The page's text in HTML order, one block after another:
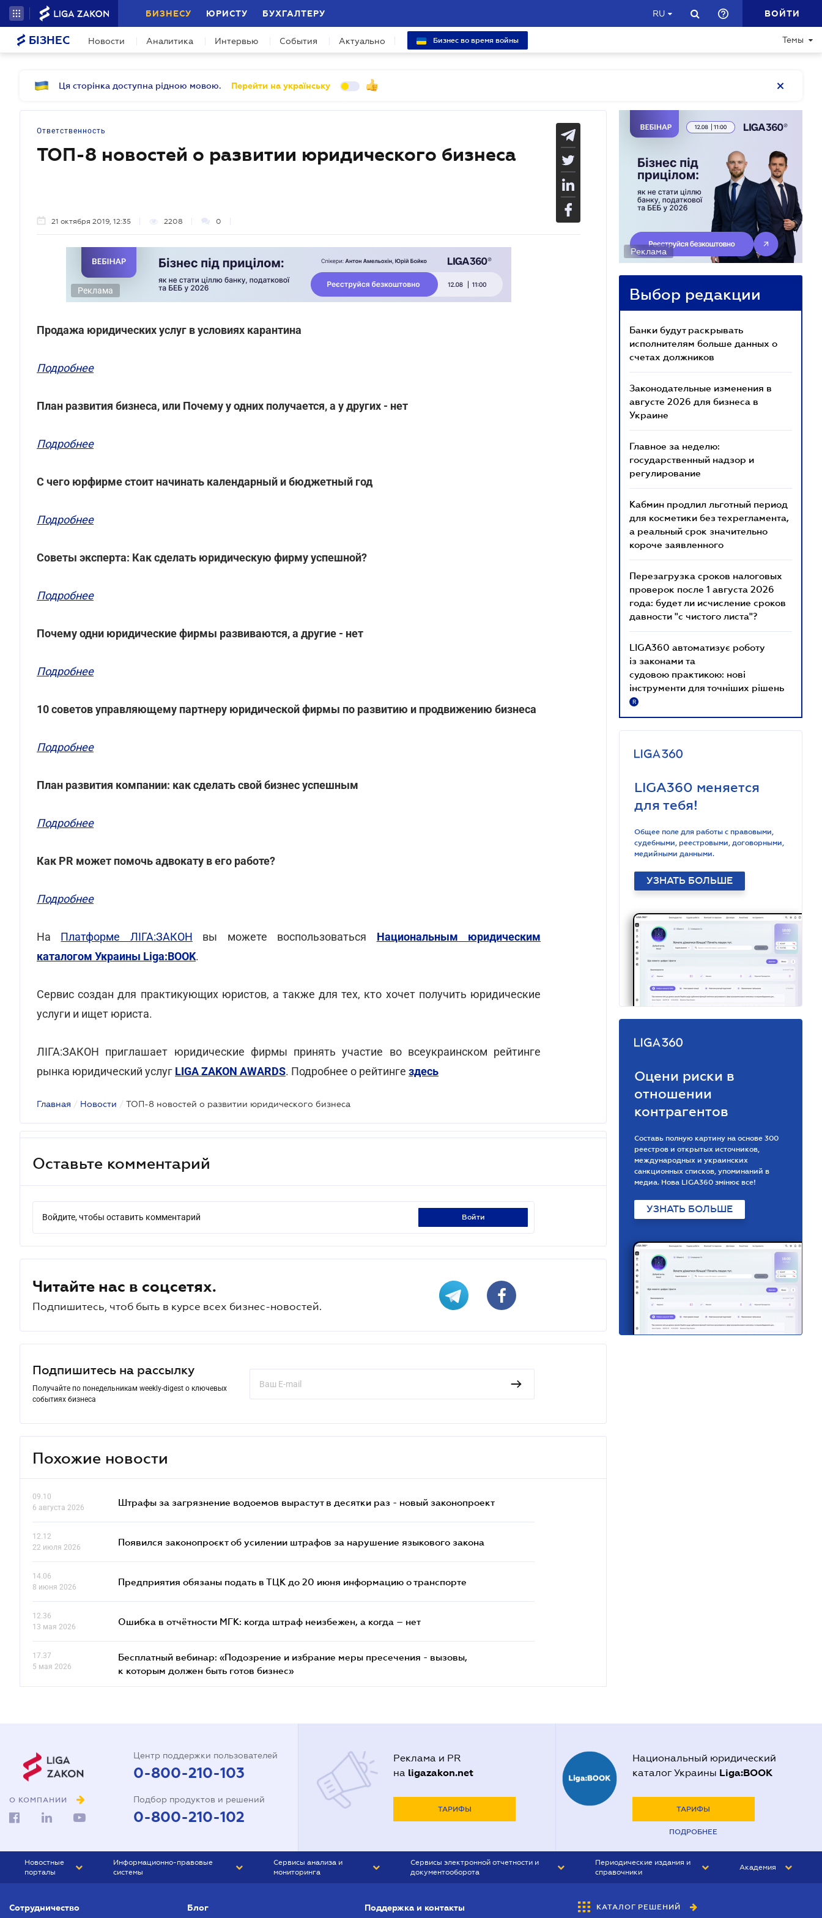
БИЗНЕСУ ЮРИСТУ БУХГАЛТЕРУ RU ВОЙТИ
БІЗНЕС Новости Аналитика Интервью События Актуально Бизнес во время войны Темы
Ця сторінка доступна рідною мовою. Перейти на українську
Ответственность
ТОП-8 новостей о развитии юридического бизнеса
21 октября 2019, 12:35 2208 0
Реклама
Продажа юридических услуг в условиях карантина
Подробнее
План развития бизнеса, или Почему у одних получается, а у других - нет
Подробнее
С чего юрфирме стоит начинать календарный и бюджетный год
Подробнее
Советы эксперта: Как сделать юридическую фирму успешной?
Подробнее
Почему одни юридические фирмы развиваются, а другие - нет
Подробнее
10 советов управляющему партнеру юридической фирмы по развитию и продвижению бизнеса
Подробнее
План развития компании: как сделать свой бизнес успешным
Подробнее
Как PR может помочь адвокату в его работе?
Подробнее
На Платформе ЛІГА:ЗАКОН вы можете воспользоваться Национальным юридическим
каталогом Украины Liga:BOOK.
Сервис создан для практикующих юристов, а также для тех, кто хочет получить юридические
услуги и ищет юриста.
ЛІГА:ЗАКОН приглашает юридические фирмы принять участие во всеукраинском рейтинге
рынка юридический услуг LIGA ZAKON AWARDS. Подробнее о рейтинге здесь
Главная / Новости / ТОП-8 новостей о развитии юридического бизнеса
Оставьте комментарий
Войдите, чтобы оставить комментарий войти
Читайте нас в соцсетях.
Подпишитесь, чтоб быть в курсе всех бизнес-новостей.
Подпишитесь на рассылку
Получайте по понедельникам weekly-digest о ключевых
событиях бизнеса
Похожие новости
09.10
6 августа 2026
Штрафы за загрязнение водоемов вырастут в десятки раз - новый законопроект
12.12
22 июля 2026
Появился законопроєкт об усилении штрафов за нарушение языкового закона
14.06
8 июня 2026
Предприятия обязаны подать в ТЦК до 20 июня информацию о транспорте
12.36
13 мая 2026
Ошибка в отчётности МГК: когда штраф неизбежен, а когда – нет
17.37
5 мая 2026
Бесплатный вебинар: «Подозрение и избрание меры пресечения - вызовы,
к которым должен быть готов бизнес»
Реклама
Выбор редакции
Банки будут раскрывать
исполнителям больше данных о
счетах должников
Законодательные изменения в
августе 2026 для бизнеса в
Украине
Главное за неделю:
государственный надзор и
регулирование
Кабмин продлил льготный период
для косметики без техрегламента,
а реальный срок значительно
короче заявленного
Перезагрузка сроков налоговых
проверок после 1 августа 2026
года: будет ли исчисление сроков
давности "с чистого листа"?
LIGA360 автоматизує роботу
із законами та
судовою практикою: нові
інструменти для точніших рішень
R
LIGA360 меняется
для тебя!
Общее поле для работы с правовыми,
судебными, реестровыми, договорными,
медийными данными.
УЗНАТЬ БОЛЬШЕ
Оцени риски в
отношении
контрагентов
Составь полную картину на основе 300
реестров и открытых источников,
международных и украинских
санкционных списков, упоминаний в
медиа. Нова LIGA360 змінює все!
УЗНАТЬ БОЛЬШЕ
О КОМПАНИИ
Центр поддержки пользователей
0-800-210-103
Подбор продуктов и решений
0-800-210-102
Реклама и PR
на ligazakon.net
ТАРИФЫ
Национальный юридический
каталог Украины Liga:BOOK
ТАРИФЫ
ПОДРОБНЕЕ
Новостные
порталы
БИЗНЕС
Информационно-правовые
системы
Сервисы анализа и
мониторинга
Сервисы электронной отчетности и
документооборота
Периодические издания и
справочники
БУХГАЛТЕР&ЗАКОН
Академия
Сотрудничество Блог Поддержка и контакты КАТАЛОГ РЕШЕНИЙ